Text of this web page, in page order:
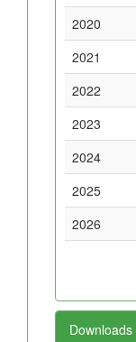
2020
2021
2022
2023
2024
2025
2026